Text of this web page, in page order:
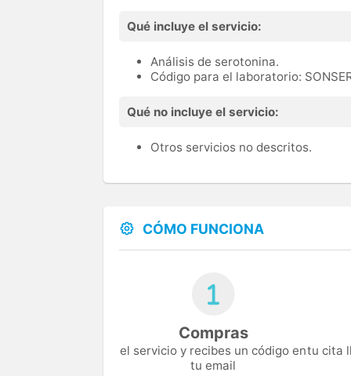
Qué incluye el servicio:
Análisis de serotonina.
Código para el laboratorio:
Qué no incluye el servicio:
Otros servicios no descritos.
CÓMO FUNCIONA
Compras
el servicio y recibes un código en
tu email
tu cita